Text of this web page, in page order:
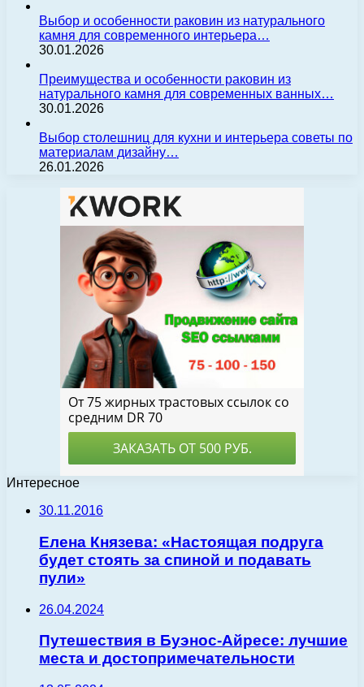
Выбор и особенности раковин из натурального
камня для современного интерьера…
30.01.2026
Преимущества и особенности раковин из
натурального камня для современных ванных…
30.01.2026
Выбор столешниц для кухни и интерьера советы по
материалам дизайну…
26.01.2026
Интересное
30.11.2016
Елена Князева: «Настоящая подруга
будет стоять за спиной и подавать
пули»
26.04.2024
Путешествия в Буэнос-Айресе: лучшие
места и достопримечательности